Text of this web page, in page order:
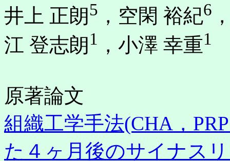
井上 正朗5 ，空閑 裕紀6
江 登志朗1 ，小澤 幸重1
原著論文
組織工学手法(CHA，
た４ヶ月後のサイナス